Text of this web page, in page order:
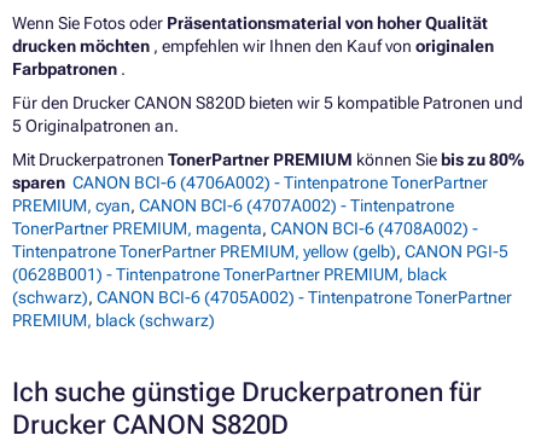
Wenn Sie Fotos oder Präsentationsmaterial von hoher Qualität
drucken möchten , empfehlen wir Ihnen den Kauf von originalen
Farbpatronen .
Für den Drucker CANON S820D bieten wir 5 kompatible Patronen und
5 Originalpatronen an.
Mit Druckerpatronen TonerPartner PREMIUM können Siebis zu 80%
sparen CANON BCI-6 (4706A002) - Tintenpatrone TonerPartner
PREMIUM, cyan, CANON BCI-6 (4707A002) - Tintenpatrone
TonerPartner PREMIUM, magenta, CANON BCI-6 (4708A002) -
Tintenpatrone TonerPartner PREMIUM, yellow (gelb), CANON PGI-5
(0628B001) - Tintenpatrone TonerPartner PREMIUM, black
(schwarz), CANON BCI-6 (4705A002) - Tintenpatrone TonerPartner
PREMIUM, black (schwarz)
Ich suche günstige Druckerpatronen für
Drucker CANON S820D